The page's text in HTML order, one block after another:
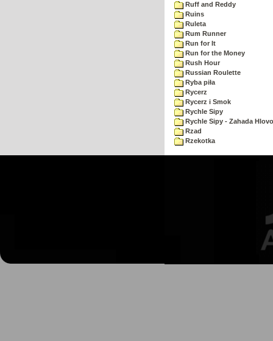
Ruff and Reddy
Ruins
Ruleta
Rum Runner
Run for It
Run for the Money
Rush Hour
Russian Roulette
Ryba piła
Rycerz
Rycerz i Smok
Rychle Sipy
Rychle Sipy - Zahada
Rzad
Rzekotka